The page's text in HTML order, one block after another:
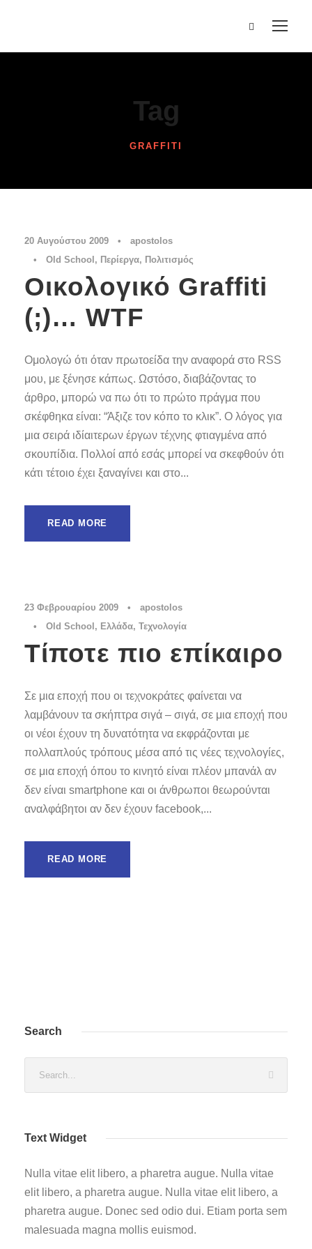
Tag
GRAFFITI
20 Αυγούστου 2009 •
apostolos
•
Old School , Περίεργα, Πολιτισμός
Οικολογικό Graffiti
(;)… WTF
Ομολογώ ότι όταν πρωτοείδα την αναφορά στο RSS
μου, με ξένησε κάπως. Ωστόσο, διαβάζοντας το
άρθρο, μπορώ να πω ότι το πρώτο πράγμα που
σκέφθηκα είναι: “Άξιζε τον κόπο το κλικ”. Ο λόγος για
μια σειρά ιδίαιτερων έργων τέχνης φτιαγμένα από
σκουπίδια. Πολλοί από εσάς μπορεί να σκεφθούν ότι
κάτι τέτοιο έχει ξαναγίνει και στο...
READ MORE
23 Φεβρουαρίου 2009 •
apostolos
•
Old School , Ελλάδα, Τεχνολογία
Τίποτε πιο επίκαιρο
Σε μια εποχή που οι τεχνοκράτες φαίνεται να
λαμβάνουν τα σκήπτρα σιγά – σιγά, σε μια εποχή που
οι νέοι έχουν τη δυνατότητα να εκφράζονται με
πολλαπλούς τρόπους μέσα από τις νέες τεχνολογίες,
σε μια εποχή όπου το κινητό είναι πλέον μπανάλ αν
δεν είναι smartphone και οι άνθρωποι θεωρούνται
αναλφάβητοι αν δεν έχουν facebook,...
READ MORE
Search
Text Widget
Nulla vitae elit libero, a pharetra augue. Nulla vitae
elit libero, a pharetra augue. Nulla vitae elit libero, a
pharetra augue. Donec sed odio dui. Etiam porta sem
malesuada magna mollis euismod.